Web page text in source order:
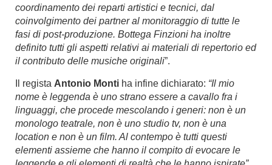
coordinamento dei reparti artistici e tecnici, dal
coinvolgimento dei partner al monitoraggio di tutte le
fasi di post-produzione. Bottega Finzioni ha inoltre
definito tutti gli aspetti relativi ai materiali di repertorio ed
il contributo delle musiche originali”.
Il regista Antonio Monti ha infine dichiarato: “Il mio
nome è leggenda è uno strano essere a cavallo fra i
linguaggi, che procede mescolando i generi: non è un
monologo teatrale, non è uno studio tv, non è una
location e non è un film. Al contempo è tutti questi
elementi assieme che hanno il compito di evocare le